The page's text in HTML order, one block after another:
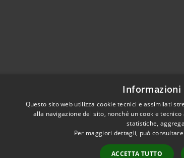
Informazioni
Questo sito web utilizza cookie tecnici e assimilati
alla navigazione del sito, nonché un cookie
statistiche,
Per maggiori dettagli, può
ACCETTA TUTTO